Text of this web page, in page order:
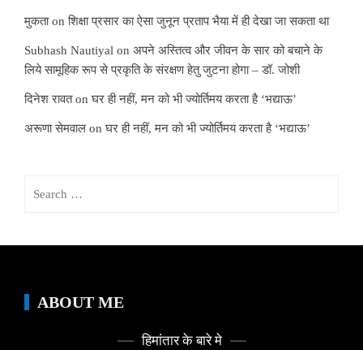
मुकताonशिक्षा प्रसार का ऐसा जुनून प्रताप भैया में ही देखा जा सकता था
Subhash Nautiyal on अपने अस्तित्व और जीवन के सार को बचाने के
लिये सामूहिक रूप से प्रकृति के संरक्षण हेतु जुटना होगा – डॉ. जोशी
दिनेश रावतonघर ही नहीं, मन को भी ज्योर्तिमय करता है ‘भद्याऊ’
अरूणा सेमवाल onघर ही नहीं, मन को भी ज्योर्तिमय करता है ‘भद्याऊ’
ABOUT ME
हिमांतार के बारे मे